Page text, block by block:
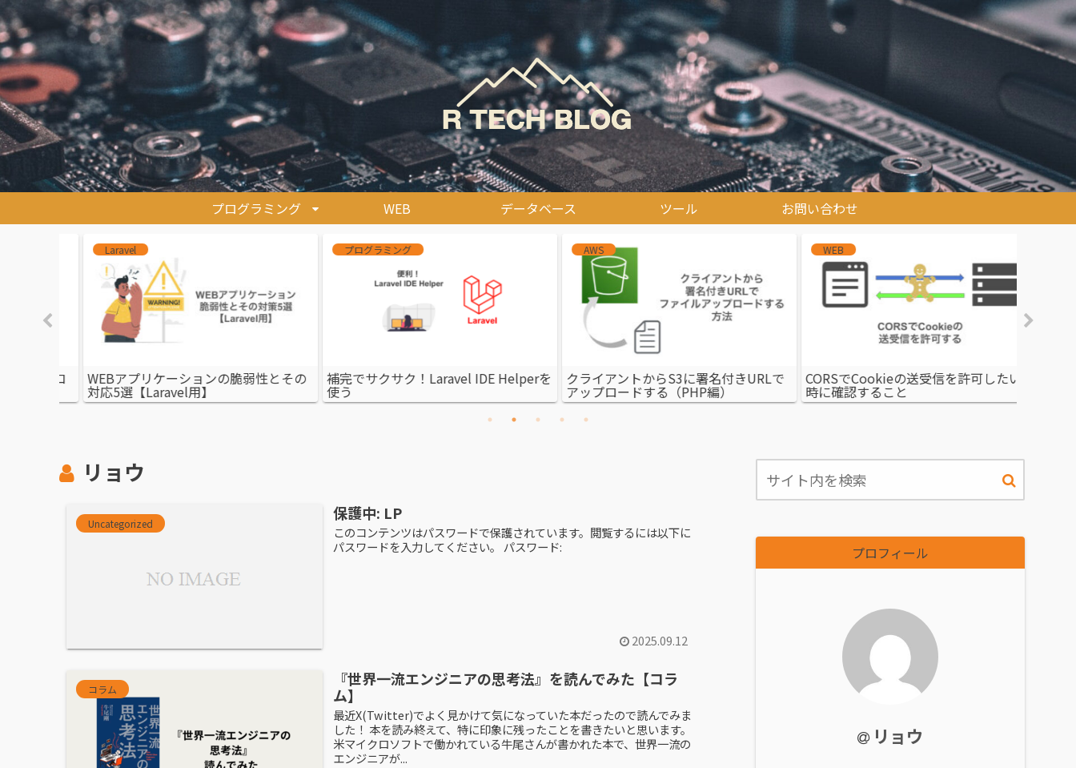
プログラミング WEB データベース ツール お問い合わせ
プログラミング
補完でサクサク！Laravel IDE Helperを
使う
AWS
クライアントからS3に署名付きURLで
アップロードする（PHP編）
WEB
CORSでCookieの送受信を許可したい
時に確認すること
Laravel
LaravelのミドルウェアでIP制限機能
リョウ
Uncategorized
保護中: LP
このコンテンツはパスワードで保護されています。閲覧するには以下に
パスワードを入力してください。 パスワード:
2025.09.12
コラム
『世界一流エンジニアの思考法』を読んでみた【コラ
ム】
最近X(Twitter)でよく見かけて気になっていた本だったので読んでみま
した！ 本を読み終えて、特に印象に残ったことを書きたいと思います。
米マイクロソフトで働かれている牛尾さんが書かれた本で、世界一流の
エンジニアが...
プロフィール
リョウ